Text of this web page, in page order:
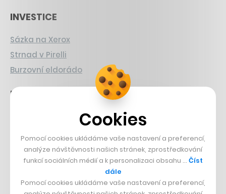
INVESTICE
Sázka na Xerox
Strnad v Pirelli
Burzovní eldorádo
PŘÍBĚHY Z GASTRA
Boční projekt, co se zvrtnul
Dva golfisti, co pečou
Cookies
Pomocí cookies ukládáme vaše nastavení a preferencí,
analýze návštěvnosti našich stránek, zprostředkování
funkcí sociálních médií a k personalizaci obsahu … Číst
dále
Pomocí cookies ukládáme vaše nastavení a preferencí,